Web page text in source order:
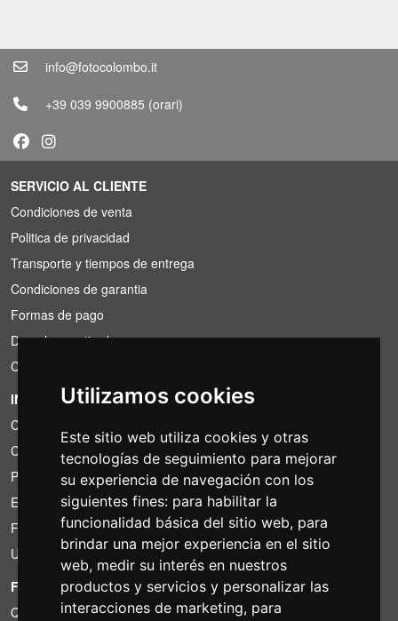
Utilizamos cookies
Este sitio web utiliza cookies y otras
tecnologías de seguimiento para mejorar
su experiencia de navegación con los
siguientes fines: para habilitar la
funcionalidad básica del sitio web, para
brindar una mejor experiencia en el sitio
web, medir su interés en nuestros
productos y servicios y personalizar las
interacciones de marketing, para
info@fotocolombo.it
+39 039 9900885 (orari)
SERVICIO AL CLIENTE
Condiciones de venta
Politica de privacidad
Transporte y tiempos de entrega
Condiciones de garantia
Formas de pago
Derecho a retirada
Condiciones de IVA
INFORMACIÓN
Condiciones de alquiler
Cotizaciones
Paquetes de ahorro
Encontrado por menos?
Financiacion
Uso
FOTOCOLOMBO.IT
Quienes somos